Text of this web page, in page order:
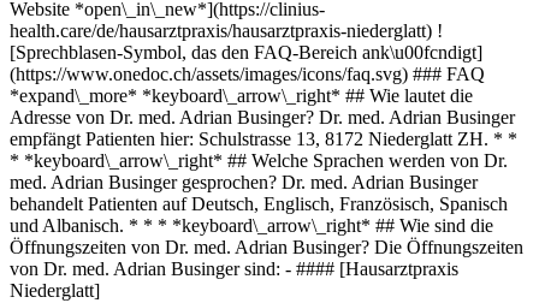
Website *open\_in\_new*](https://clinius-
health.care/de/hausarztpraxis/hausarztpraxis-niederglatt) !
[Sprechblasen-Symbol, das den FAQ-Bereich ank\u00fcndigt]
(https://www.onedoc.ch/assets/images/icons/faq.svg) ### FAQ
*expand\_more* *keyboard\_arrow\_right* ## Wie lautet die
Adresse von Dr. med. Adrian Businger? Dr. med. Adrian Businger
empfängt Patienten hier: Schulstrasse 13, 8172 Niederglatt ZH. * *
* *keyboard\_arrow\_right* ## Welche Sprachen werden von Dr.
med. Adrian Businger gesprochen? Dr. med. Adrian Businger
behandelt Patienten auf Deutsch, Englisch, Französisch, Spanisch
und Albanisch. * * * *keyboard\_arrow\_right* ## Wie sind die
Öffnungszeiten von Dr. med. Adrian Businger? Die Öffnungszeiten
von Dr. med. Adrian Businger sind: - #### [Hausarztpraxis
Niederglatt]